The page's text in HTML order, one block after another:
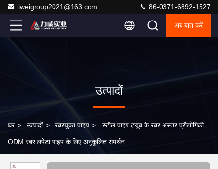
liweigroup2021@163.com 86-0371-6892-1527
अब बात करें
उत्पादों
घर > उत्पादों > रबरयुक्त पाइप > स्टील पाइप ट्यूब के रबर अस्तर प्रौद्योगिकी
ODM रबर लपेटा पाइप के लिए अनुकूलित समर्थन